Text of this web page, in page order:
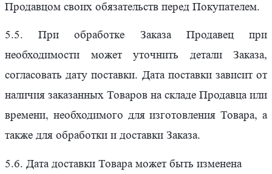
Продавцом своих обязательств перед Покупателем.
5.5. При обработке Заказа Продавец при
необходимости может уточнить детали Заказа,
согласовать дату поставки. Дата поставки зависит от
наличия заказанных Товаров на складе Продавца или
времени, необходимого для изготовления Товара, а
также для обработки и доставки Заказа.
5.6. Дата доставки Товара может быть изменена